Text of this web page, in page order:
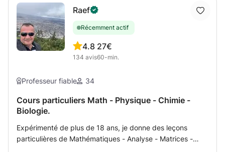
Raef
Récemment actif
4.8
134 avis
27€
60-min.
Professeur fiable 34
Cours particuliers Math - Physique - Chimie -
Biologie.
Expérimenté de plus de 18 ans, je donne des leçons
particulières de Mathématiques - Analyse - Matrices -